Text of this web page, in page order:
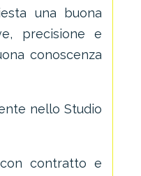
una buona
precisione e
conoscenza
nello Studio
contratto e